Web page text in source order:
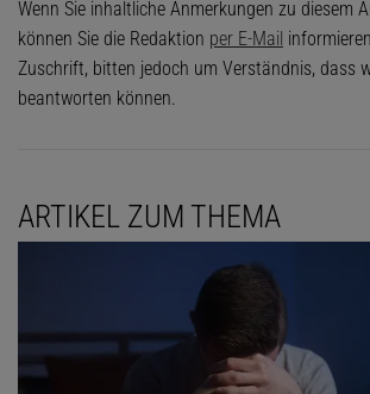
Wenn Sie inhaltliche Anmerkungen zu diesem
können Sie die Redaktion per E-Mail
Zuschrift, bitten jedoch um Verständnis, dass
beantworten können.
ARTIKEL ZUM THEMA